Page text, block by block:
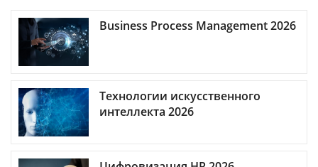
Business Process Management 2026
Технологии искусственного
интеллекта 2026